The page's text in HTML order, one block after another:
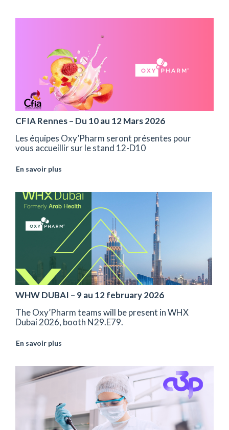
CFIA Rennes – Du 10 au 12 Mars 2026
Les équipes Oxy’Pharm seront présentes pour
vous accueillir sur le stand 12-D10
En savoir plus
WHW DUBAI – 9 au 12 february 2026
The Oxy’Pharm teams will be present in WHX
Dubai 2026, booth N29.E79.
En savoir plus